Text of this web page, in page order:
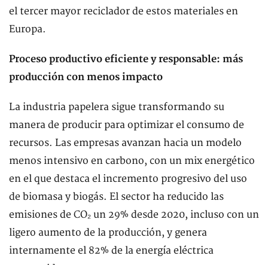
el tercer mayor reciclador de estos materiales en
Europa.
Proceso productivo eficiente y responsable: más
producción con menos impacto
La industria papelera sigue transformando su
manera de producir para optimizar el consumo de
recursos. Las empresas avanzan hacia un modelo
menos intensivo en carbono, con un mix energético
en el que destaca el incremento progresivo del uso
de biomasa y biogás. El sector ha reducido las
emisiones de CO₂ un 29% desde 2020, incluso con un
ligero aumento de la producción, y genera
internamente el 82% de la energía eléctrica